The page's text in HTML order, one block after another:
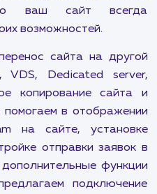
от потенциальных
и опытная команда